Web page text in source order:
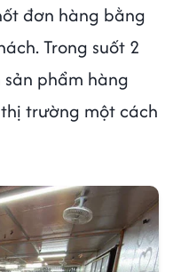
đơn hàng bằng
Trong suốt 2
phẩm hàng
trường một cách